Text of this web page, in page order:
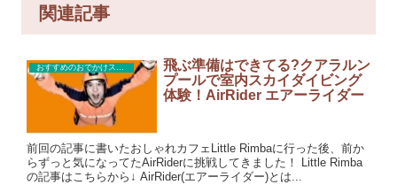
関連記事
おすすめのおでかけスポット
飛ぶ準備はできてる?クアラルン
プールで室内スカイダイビング
体験！AirRider エアーライダー
前回の記事に書いたおしゃれカフェLittle Rimbaに行った後、前か
らずっと気になってたAirRiderに挑戦してきました！ Little Rimba
の記事はこちらから↓ AirRider(エアーライダー)とは...